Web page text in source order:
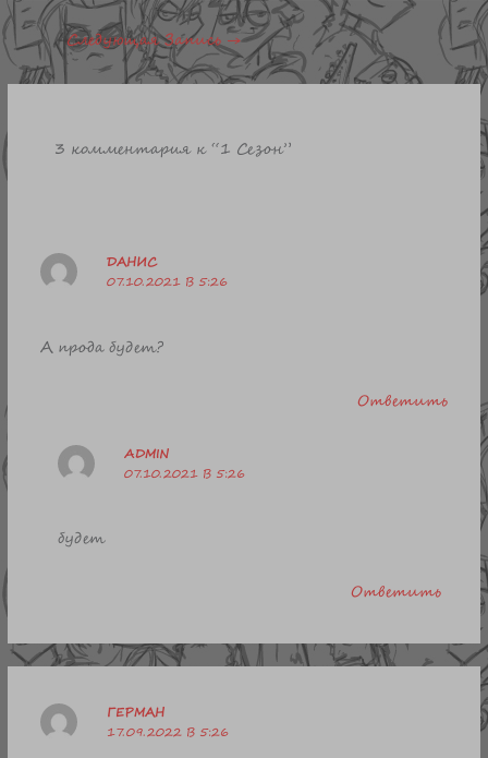
Следующая Запись→
3 комментария к “1 Сезон”
ДАНИС
07.10.2021 В 5:26
А прода будет?
Ответить
ADMIN
07.10.2021 В 5:26
будет
Ответить
ГЕРМАН
17.09.2022 В 5:26